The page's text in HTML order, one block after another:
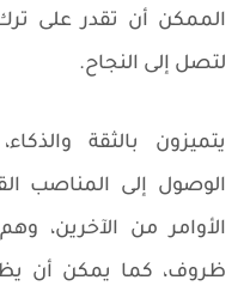
الممكن أن تقدر على
لتصل إلى النجاح.
يتميزون بالثقة
الوصول إلى المناصب
الأوامر من الآخرين،
ظروف، كما يمكن أن